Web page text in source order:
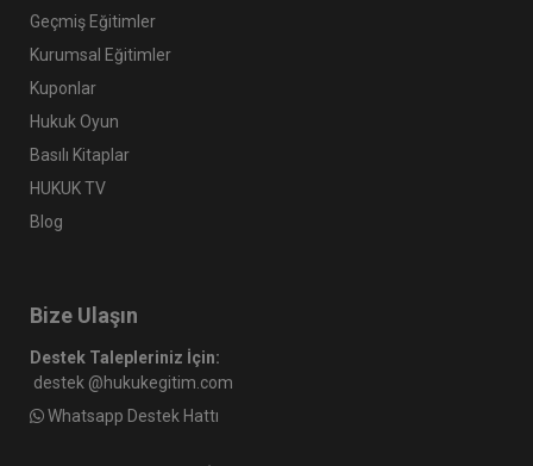
Geçmiş Eğitimler
Kurumsal Eğitimler
Kuponlar
Hukuk Oyun
Basılı Kitaplar
HUKUK TV
Blog
Bize Ulaşın
Destek Talepleriniz İçin:
destek @hukukegitim.com
Whatsapp Destek Hattı